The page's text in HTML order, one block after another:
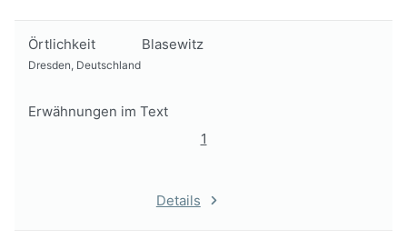
Örtlichkeit Blasewitz
Dresden, Deutschland
Erwähnungen im Text
1
Details